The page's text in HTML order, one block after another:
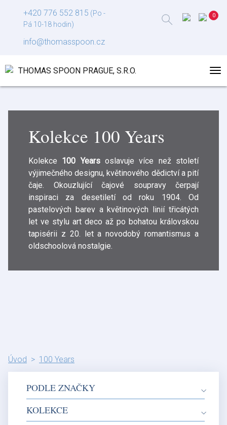
+420 776 552 815 (Po -
Pá 10-18 hodin)
info@thomasspoon.cz
Kolekce 100 Years
Kolekce 100 Yearsoslavuje více než století
výjimečného designu, květinového dědictví a pití
čaje. Okouzlující čajové soupravy čerpají
inspiraci za desetiletí od roku 1904. Od
pastelových barev a květinových linií třicátých
let ve stylu art deco až po bohatou královskou
tapisérii z 20. let a novodobý romantismus a
oldschoolová nostalgie.
Úvod 100 Years
PODLE ZNAČKY
KOLEKCE